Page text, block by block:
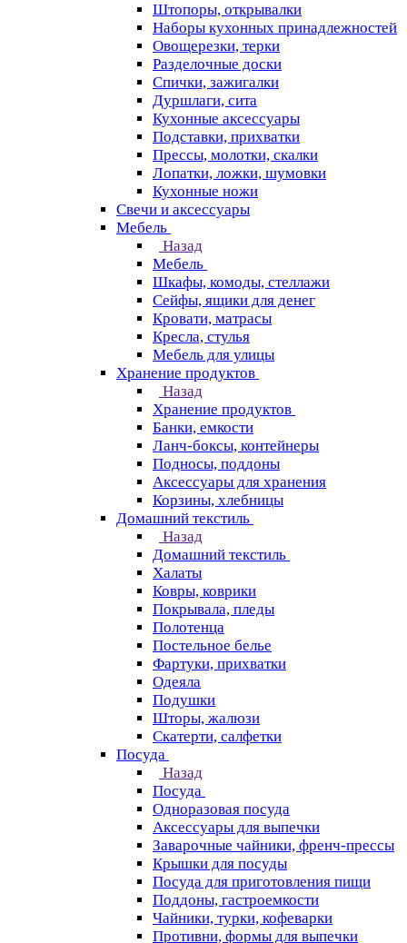
Штопоры, открывалки
Наборы кухонных принадлежностей
Овощерезки, терки
Разделочные доски
Спички, зажигалки
Дуршлаги, сита
Кухонные аксессуары
Подставки, прихватки
Прессы, молотки, скалки
Лопатки, ложки, шумовки
Кухонные ножи
Свечи и аксессуары
Мебель
Назад
Мебель
Шкафы, комоды, стеллажи
Сейфы, ящики для денег
Кровати, матрасы
Кресла, стулья
Мебель для улицы
Хранение продуктов
Назад
Хранение продуктов
Банки, емкости
Ланч-боксы, контейнеры
Подносы, поддоны
Аксессуары для хранения
Корзины, хлебницы
Домашний текстиль
Назад
Домашний текстиль
Халаты
Ковры, коврики
Покрывала, пледы
Полотенца
Постельное белье
Фартуки, прихватки
Одеяла
Подушки
Шторы, жалюзи
Скатерти, салфетки
Посуда
Назад
Посуда
Одноразовая посуда
Аксессуары для выпечки
Заварочные чайники, френч-прессы
Крышки для посуды
Посуда для приготовления пищи
Поддоны, гастроемкости
Чайники, турки, кофеварки
Противни, формы для выпечки